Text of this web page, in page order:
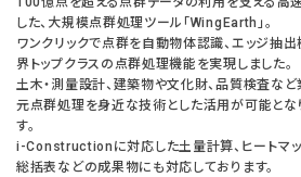
した、大規模点群処理ツール「WingEarth」。
ワンクリックで点群を自動物体認識、エッジ抽
界トップクラスの点群処理機能を実現しました。
土木・測量設計、建築物や文化財、品質検査な
元点群処理を身近な技術とした活用が可能とな
す。
i-Constructionに対応した土量計算、ヒートマ
総括表などの成果物にも対応しております。